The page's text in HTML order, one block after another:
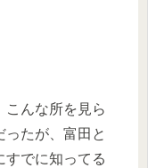
こんな所を見ら
ったが、富田と
すでに知ってる